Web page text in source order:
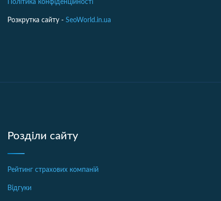
Політика конфіденційності
Розкрутка сайту - SeoWorld.in.ua
Розділи сайту
Рейтинг страхових компаній
Відгуки